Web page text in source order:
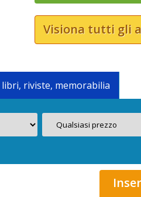
Visiona tutti gli
libri, riviste, memorabilia